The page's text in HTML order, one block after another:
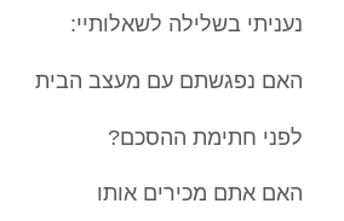
נעניתי בשלילה לשאלותיי:
האם נפגשתם עם מעצב הבית
לפני חתימת ההסכם?
האם אתם מכירים אותו